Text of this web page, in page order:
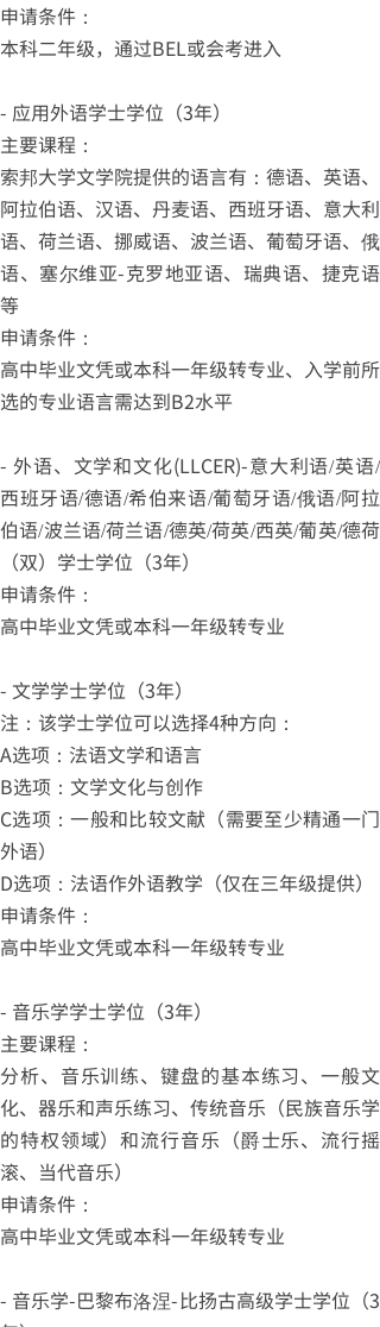
申请条件：
本科二年级，通过BEL或会考进入
- 应用外语学士学位（3年）
主要课程：
索邦大学文学院提供的语言有：德语、英语、
阿拉伯语、汉语、丹麦语、西班牙语、意大利
语、荷兰语、挪威语、波兰语、葡萄牙语、俄
语、塞尔维亚-克罗地亚语、瑞典语、捷克语
等
申请条件：
高中毕业文凭或本科一年级转专业、入学前所
选的专业语言需达到B2水平
- 外语、文学和文化(LLCER)-意大利语/英语/
西班牙语/德语/希伯来语/葡萄牙语/俄语/阿拉
伯语/波兰语/荷兰语/德英/荷英/西英/葡英/德荷
（双）学士学位（3年）
申请条件：
高中毕业文凭或本科一年级转专业
- 文学学士学位（3年）
注：该学士学位可以选择4种方向：
A选项：法语文学和语言
B选项：文学文化与创作
C选项：一般和比较文献（需要至少精通一门
外语）
D选项：法语作外语教学（仅在三年级提供）
申请条件：
高中毕业文凭或本科一年级转专业
- 音乐学学士学位（3年）
主要课程：
分析、音乐训练、键盘的基本练习、一般文
化、器乐和声乐练习、传统音乐（民族音乐学
的特权领域）和流行音乐（爵士乐、流行摇
滚、当代音乐）
申请条件：
高中毕业文凭或本科一年级转专业
- 音乐学-巴黎布洛涅-比扬古高级学士学位（3